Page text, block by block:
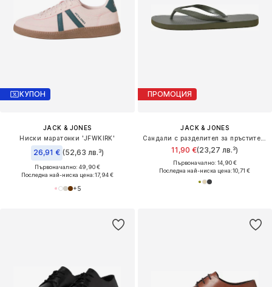
КУПОН
JACK & JONES
Ниски маратонки 'JFWKIRK'
26,91 € (52,63 лв.³)
Първоначално: 49,90 €
Последна най-ниска цена:17,94 €
+5
ПРОМОЦИЯ
JACK & JONES
11,90 €(23,27 лв.³)
Първоначално: 14,90 €
Последна най-ниска цена:10,71 €